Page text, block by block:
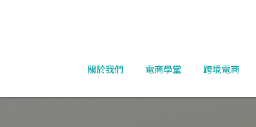
關於我們 電商學堂 跨境電商